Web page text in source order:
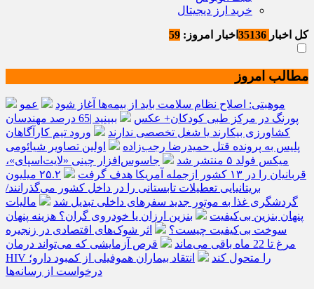
خرید ارز دیجیتال
کل اخبار اخبار امروز: 59
مطالب امروز
موهبتی: اصلاح نظام سلامت باید از بیمه‌ها آغاز شود
عمو
پورنگ در مرکز طبی کودکان+ عکس
ببینید |65 درصد مهندسان
کشاورزی بیکارند یا شغل تخصصی ندارند
ورود تیم کارآگاهان
پلیس به پرونده قتل حمیدرضا رجب‌زاده
اولین تصاویر شیائومی
میکس فولد ۵ منتشر شد
جاسوس‌افزار چینی «لایت‌اسپای»،
قربانیان را در ۱۳ کشور ازجمله آمریکا هدف گرفت
۲۵.۲ میلیون
بریتانیایی تعطیلات تابستانی را در داخل کشور می‌گذرانند/
گردشگری غذا به موتور جدید سفرهای داخلی تبدیل شد
مالیات
پنهان بنزین بی‌کیفیت
بنزین ارزان یا خودروی گران؟ هزینه پنهان
سوخت بی‌کیفیت چیست؟
اثر شوک‌های اقتصادی در زنجیره
مرغ تا 22 ماه باقی می‌ماند
قرص آزمایشی که می‌تواند درمان
HIV را متحول کند
انتقاد بیماران هموفیلی از کمبود دارو؛
درخواست از رسانه‌ها